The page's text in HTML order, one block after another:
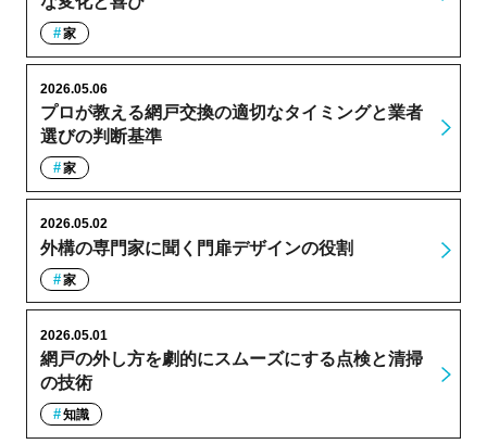
家
プロが教える網戸交換の適切なタイミングと業者
選びの判断基準
2026.05.06
家
外構の専門家に聞く門扉デザインの役割
2026.05.02
家
網戸の外し方を劇的にスムーズにする点検と清掃
の技術
2026.05.01
知識